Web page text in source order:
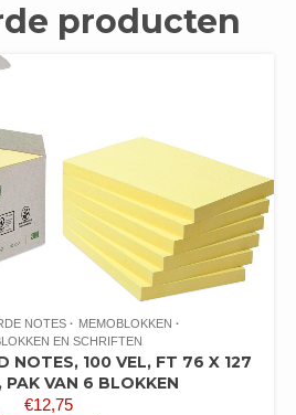
producten
NOTES
MEMOBLOKKEN
EN SCHRIFTEN
NOTES, 100 VEL, FT 76 X 127
PAK VAN 6 BLOKKEN
€12,75